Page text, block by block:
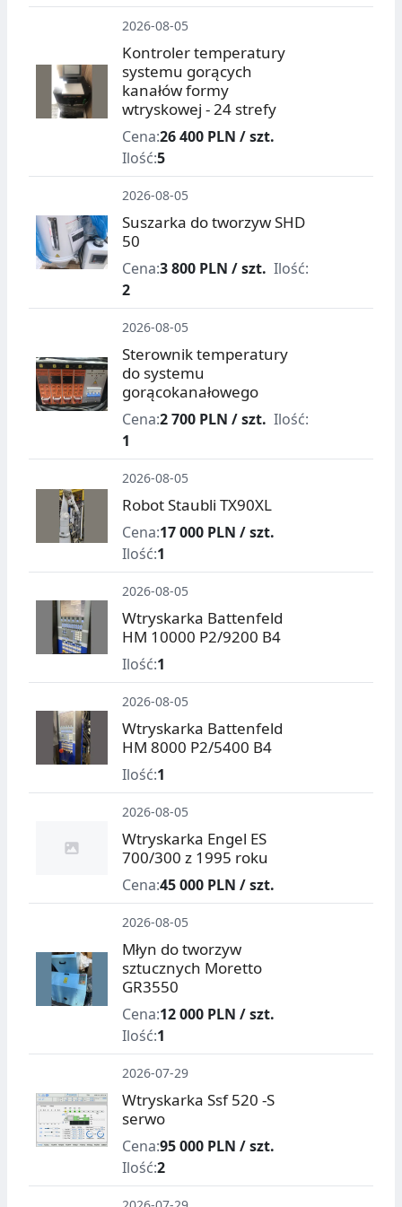
2026-08-05
Kontroler temperatury
systemu gorących
kanałów formy
wtryskowej - 24 strefy
Cena:26 400 PLN / szt.
Ilość:5
2026-08-05
Suszarka do tworzyw SHD
50
Cena:3 800 PLN / szt. Ilość:
2
2026-08-05
Sterownik temperatury
do systemu
gorącokanałowego
Cena:2 700 PLN / szt. Ilość:
1
2026-08-05
Robot Staubli TX90XL
Cena:17 000 PLN / szt.
Ilość:1
2026-08-05
Wtryskarka Battenfeld
HM 10000 P2/9200 B4
Ilość:1
2026-08-05
Wtryskarka Battenfeld
HM 8000 P2/5400 B4
Ilość:1
2026-08-05
Wtryskarka Engel ES
700/300 z 1995 roku
Cena:45 000 PLN / szt.
2026-08-05
Młyn do tworzyw
sztucznych Moretto
GR3550
Cena:12 000 PLN / szt.
Ilość:1
2026-07-29
Wtryskarka Ssf 520 -S
serwo
Cena:95 000 PLN / szt.
Ilość:2